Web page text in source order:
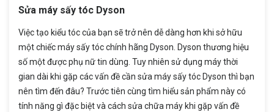
Sửa máy sấy tóc Dyson
Việc tạo kiểu tóc của bạn sẽ trở nên dễ dàng hơn khi sở hữu
một chiếc máy sấy tóc chính hãng Dyson. Dyson thương hiệu
số một được phụ nữ tin dùng. Tuy nhiên sử dụng máy thời
gian dài khi gặp các vấn đề cần sửa máy sấy tóc Dyson thì bạn
nên tìm đến đâu? Trước tiên cùng tìm hiểu sản phẩm này có
tính năng gì đặc biệt và cách sửa chữa máy khi gặp vấn đề